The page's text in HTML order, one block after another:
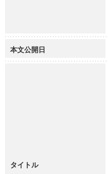
本文公開日
タイトル